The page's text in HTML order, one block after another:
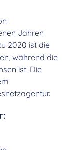
Jahren
2020 ist die
während die
ist. Die